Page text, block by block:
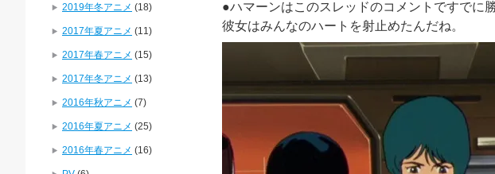
●ハマーンはこのスレッドのコメントですでに
彼女はみんなのハートを射止めたんだね。
2019年冬アニメ (18)
2017年夏アニメ (11)
2017年春アニメ (15)
2017年冬アニメ (13)
2016年秋アニメ (7)
2016年夏アニメ (25)
2016年春アニメ (16)